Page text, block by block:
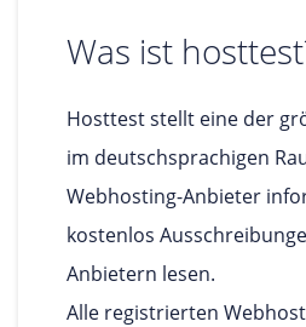
Was ist
Hosttest stellt eine der
im deutschsprachigen
Webhosting-Anbieter
kostenlos
Anbietern lesen.
Alle registrierten